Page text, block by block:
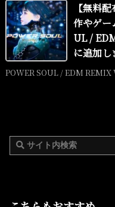
【無料
作やゲー
UL /
に追加し
POWER SOUL / EDM REMIX